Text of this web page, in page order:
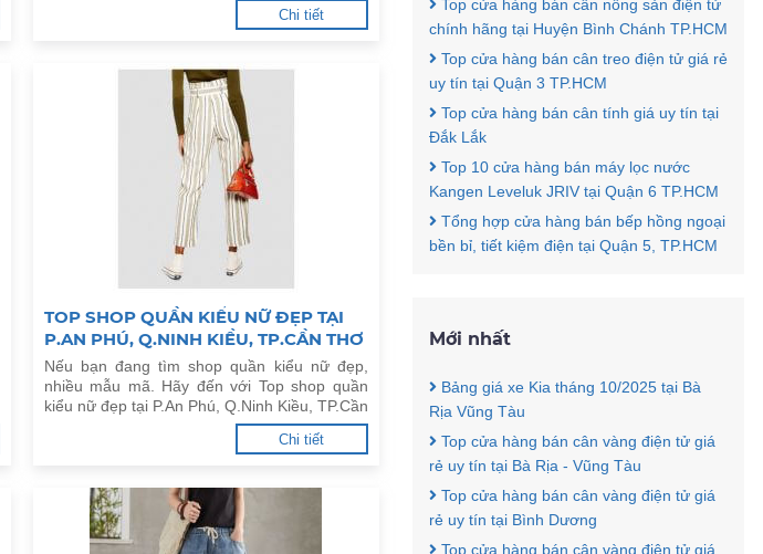
Chi tiết
TOP SHOP QUẦN KIỂU NỮ ĐẸP TẠI
P.AN PHÚ, Q.NINH KIỀU, TP.CẦN THƠ
Nếu bạn đang tìm shop quần kiểu nữ đẹp,
nhiều mẫu mã. Hãy đến với Top shop quần
kiểu nữ đẹp tại P.An Phú, Q.Ninh Kiều, TP.Cần
Chi tiết
Top cửa hàng bán cân nông sản điện tử
chính hãng tại Huyện Bình Chánh TP.HCM
Top cửa hàng bán cân treo điện tử giá rẻ
uy tín tại Quận 3 TP.HCM
Top cửa hàng bán cân tính giá uy tín tại
Đắk Lắk
Top 10 cửa hàng bán máy lọc nước
Kangen Leveluk JRIV tại Quận 6 TP.HCM
Tổng hợp cửa hàng bán bếp hồng ngoại
bền bỉ, tiết kiệm điện tại Quận 5, TP.HCM
Mới nhất
Bảng giá xe Kia tháng 10/2025 tại Bà
Rịa Vũng Tàu
Top cửa hàng bán cân vàng điện tử giá
rẻ uy tín tại Bà Rịa - Vũng Tàu
Top cửa hàng bán cân vàng điện tử giá
rẻ uy tín tại Bình Dương
Top cửa hàng bán cân vàng điện tử giá